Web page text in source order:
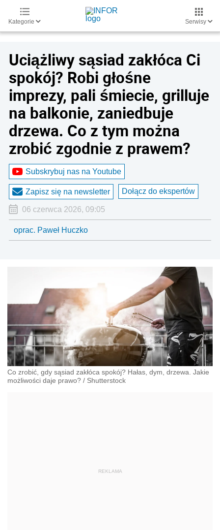
Kategorie Serwisy
Uciążliwy sąsiad zakłóca Ci
spokój? Robi głośne
imprezy, pali śmiecie, grilluje
na balkonie, zaniedbuje
drzewa. Co z tym można
zrobić zgodnie z prawem?
Subskrybuj nas na Youtube
Zapisz się na newsletter Dołącz do ekspertów
06 czerwca 2026, 09:05
oprac. Paweł Huczko
Co zrobić, gdy sąsiad zakłóca spokój? Hałas, dym, drzewa. Jakie
możliwości daje prawo? / Shutterstock